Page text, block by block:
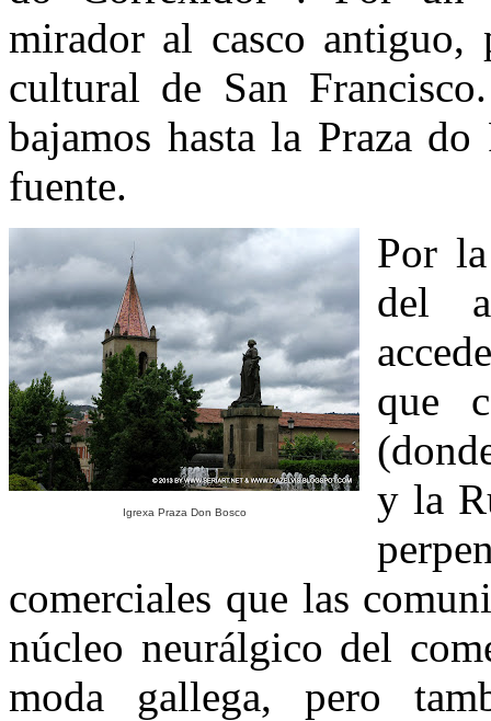
mirador al casco antiguo,
cultural de San
bajamos hasta la Praza
fuente.
Igrexa Praza Don Bosco
Por
del
que
y la
comerciales que las
núcleo neurálgico del
moda gallega, pero